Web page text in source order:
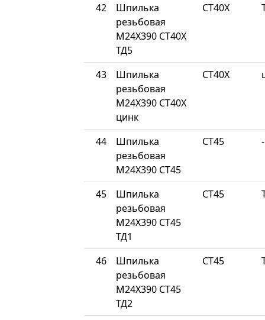
42
Шпилька
резьбовая
М24Х390 СТ40Х
ТД5
СТ40Х
43
Шпилька
резьбовая
М24Х390 СТ40Х
цинк
СТ40Х
44
Шпилька
резьбовая
М24Х390 СТ45
СТ45 -
45
Шпилька
резьбовая
М24Х390 СТ45
ТД1
СТ45
46
Шпилька
резьбовая
М24Х390 СТ45
ТД2
СТ45